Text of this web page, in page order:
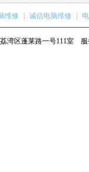
维修 诚信电脑维修
区蓬莱路一号111室 服